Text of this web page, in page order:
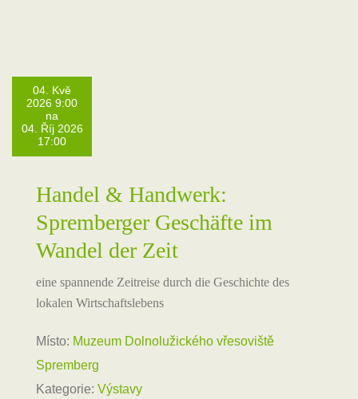
04. Kvě
2026 9:00
na
04. Říj 2026
17:00
Handel & Handwerk:
Spremberger Geschäfte im
Wandel der Zeit
eine spannende Zeitreise durch die Geschichte des
lokalen Wirtschaftslebens
Místo: Muzeum Dolnolužického vřesoviště
Spremberg
Kategorie: Výstavy